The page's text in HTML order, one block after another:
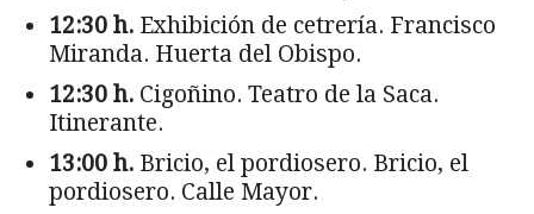
12:30 h. Exhibición de cetrería. Francisco
Miranda. Huerta del Obispo.
12:30 h. Cigoñino. Teatro de la Saca.
Itinerante.
13:00 h. Bricio, el pordiosero. Bricio, el
pordiosero. Calle Mayor.